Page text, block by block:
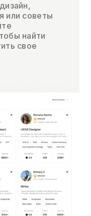
или советы
найти
свое